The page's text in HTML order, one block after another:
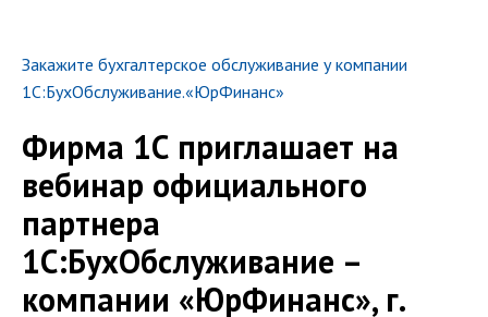
Закажите бухгалтерское обслуживание у компании
1С:БухОбслуживание.«ЮрФинанс»
Фирма 1С приглашает на
вебинар официального
партнера
1С:БухОбслуживание –
компании «ЮрФинанс», г.